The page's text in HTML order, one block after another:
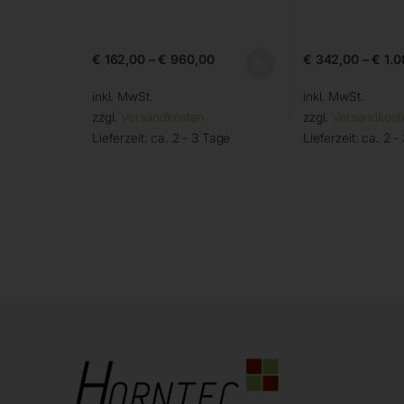
€ 162,00 – € 960,00
inkl. MwSt.
zzgl. Versandkosten
Lieferzeit: ca. 2 - 3 Tage
€ 342,00 – €
inkl. MwSt.
zzgl.
Lieferzeit: ca. 2 -